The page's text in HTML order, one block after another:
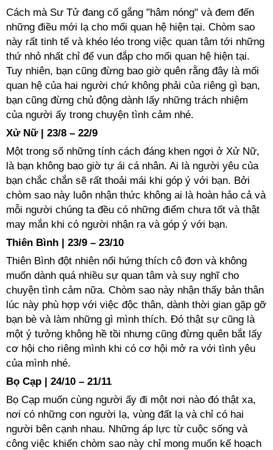
Cách mà Sư Tử đang cố gắng "hâm nóng" và đem đến
những điều mới lạ cho mối quan hệ hiện tại. Chòm sao
này rất tinh tế và khéo léo trong việc quan tâm tới những
thứ nhỏ nhất chỉ để vun đắp cho mối quan hệ hiện tại.
Tuy nhiên, bạn cũng đừng bao giờ quên rằng đây là mối
quan hệ của hai người chứ không phải của riêng gì bạn,
bạn cũng đừng chủ động dành lấy những trách nhiệm
của người ấy trong chuyện tình cảm nhé.
Xử Nữ | 23/8 – 22/9
Một trong số những tính cách đáng khen ngợi ở Xử Nữ,
là bạn không bao giờ tự ái cá nhân. Ai là người yêu của
bạn chắc chắn sẽ rất thoải mái khi góp ý với bạn. Bởi
chòm sao này luôn nhận thức không ai là hoàn hảo cả và
mỗi người chúng ta đều có những điểm chưa tốt và thật
may mắn khi có người nhận ra và góp ý với bạn.
Thiên Bình | 23/9 – 23/10
Thiên Bình đột nhiên nổi hứng thích cô đơn và không
muốn dành quá nhiều sự quan tâm và suy nghĩ cho
chuyện tình cảm nữa. Chòm sao này nhận thấy bản thân
lúc này phù hợp với việc độc thân, dành thời gian gặp gỡ
bạn bè và làm những gì mình thích. Đó thật sự cũng là
một ý tưởng không hề tồi nhưng cũng đừng quên bắt lấy
cơ hội cho riêng mình khi có cơ hội mở ra với tình yêu
của mình nhé.
Bọ Cạp | 24/10 – 21/11
Bọ Cạp muốn cùng người ấy đi một nơi nào đó thật xa,
nơi có những con người lạ, vùng đất lạ và chỉ có hai
người bên cạnh nhau. Những áp lực từ cuộc sống và
công việc khiến chòm sao này chỉ mong muốn kế hoạch